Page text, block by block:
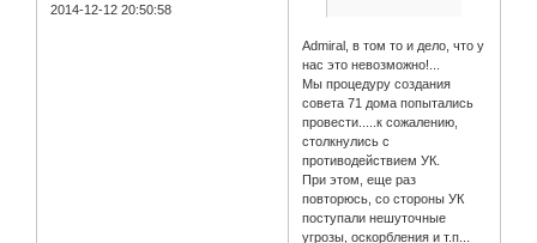
2014-12-12 20:50:58
Admiral, в том то и дело, что у
нас это невозможно!...
Мы процедуру создания
совета 71 дома попытались
провести.....к сожалению,
столкнулись с
противодействием УК.
При этом, еще раз
повторюсь, со стороны УК
поступали нешуточные
угрозы, оскорбления и т.п...